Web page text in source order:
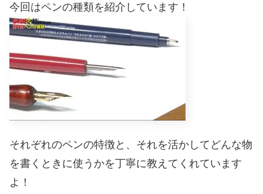
今回はペンの種類を紹介しています！
それぞれのペンの特徴と、それを活かしてどんな物
を書くときに使うかを丁寧に教えてくれています
よ！